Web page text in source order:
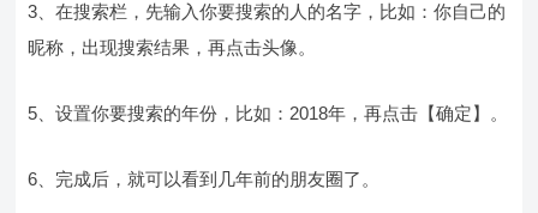
3、在搜索栏，先输入你要搜索的人的名字，比如：你自己的
昵称，出现搜索结果，再点击头像。
5、设置你要搜索的年份，比如：2018年，再点击【确定】。
6、完成后，就可以看到几年前的朋友圈了。